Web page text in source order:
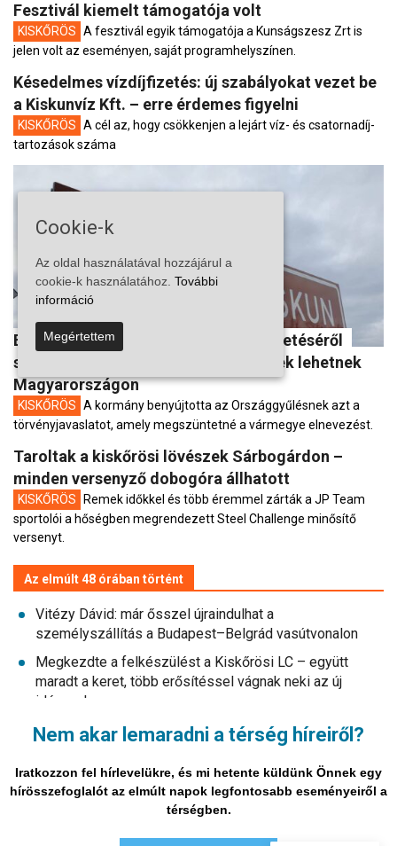
Nem akar lemaradni a térség híreiről?
Iratkozzon fel hírlevelükre, és mi hetente küldünk Önnek egy
hírösszefoglalót az elmúlt napok legfontosabb eseményeiről a
térségben.
Fesztivál kiemelt támogatója volt
KISKŐRÖS A fesztivál egyik támogatója a Kunságszesz Zrt is
jelen volt az eseményen, saját programhelyszínen.
Késedelmes vízdíjfizetés: új szabályokat vezet be
a Kiskunvíz Kft. – erre érdemes figyelni
KISKŐRÖS A cél az, hogy csökkenjen a lejárt víz- és csatornadíj-
tartozások száma
Benyújtották a vármegyék megszüntetéséről
szóló törvényjavaslatot – újra megyék lehetnek
Magyarországon
KISKŐRÖS A kormány benyújtotta az Országgyűlésnek azt a
törvényjavaslatot, amely megszüntetné a vármegye elnevezést.
Taroltak a kiskőrösi lövészek Sárbogárdon –
minden versenyző dobogóra állhatott
KISKŐRÖS
Remek időkkel és több éremmel zárták a JP Team
sportolói a hőségben megrendezett Steel Challenge minősítő
versenyt.
Az elmúlt 48 órában történt
Vitézy Dávid: már ősszel újraindulhat a
személyszállítás a Budapest–Belgrád vasútvonalon
Megkezdte a felkészülést a Kiskőrösi LC – együtt
maradt a keret, több erősítéssel vágnak neki az új
idénynek
Mi történik Európa felett? Ezért nem tud szabadulni a
KORÁBBI HÍREINK
Cookie-k
Az oldal használatával hozzájárul a
cookie-k használatához. További
információ
Megértettem